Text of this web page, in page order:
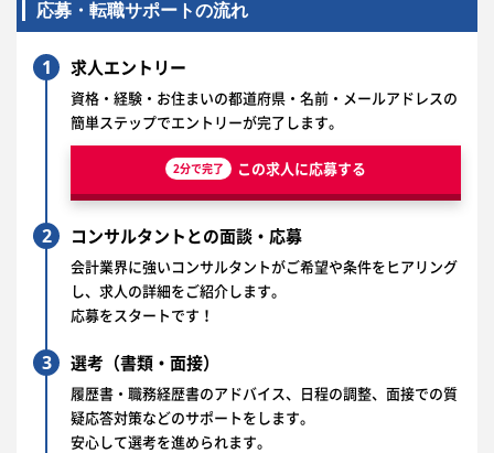
応募・転職サポートの流れ
1 求人エントリー
資格・経験・お住まいの都道府県・名前・メールアドレスの
簡単ステップでエントリーが完了します。
2分で完了 この求人に応募する
2 コンサルタントとの面談・応募
会計業界に強いコンサルタントがご希望や条件をヒアリング
し、求人の詳細をご紹介します。
応募をスタートです！
3 選考（書類・面接）
履歴書・職務経歴書のアドバイス、日程の調整、面接での質
疑応答対策などのサポートをします。
安心して選考を進められます。